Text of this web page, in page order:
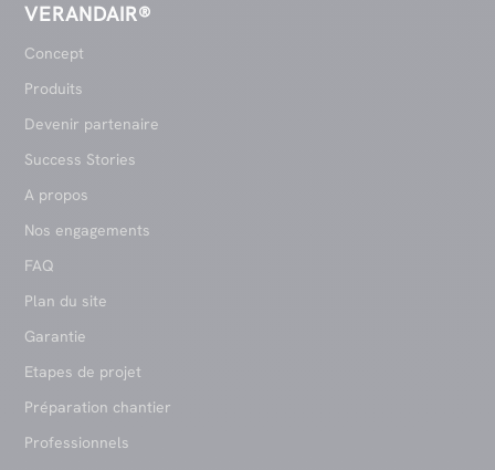
VERANDAIR®
Concept
Produits
Devenir partenaire
Success Stories
A propos
Nos engagements
FAQ
Plan du site
Garantie
Etapes de projet
Préparation chantier
Professionnels